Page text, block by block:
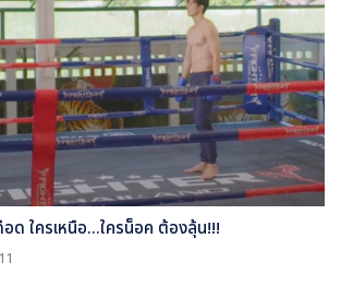
ด ใครเหนือ...ใครน็อค ต้องลุ้น!!!